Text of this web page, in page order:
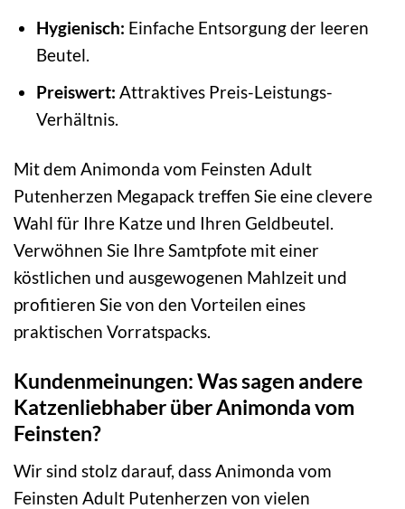
Hygienisch: Einfache Entsorgung der leeren
Beutel.
Preiswert: Attraktives Preis-Leistungs-
Verhältnis.
Mit dem Animonda vom Feinsten Adult
Putenherzen Megapack treffen Sie eine clevere
Wahl für Ihre Katze und Ihren Geldbeutel.
Verwöhnen Sie Ihre Samtpfote mit einer
köstlichen und ausgewogenen Mahlzeit und
profitieren Sie von den Vorteilen eines
praktischen Vorratspacks.
Kundenmeinungen: Was sagen andere
Katzenliebhaber über Animonda vom
Feinsten?
Wir sind stolz darauf, dass Animonda vom
Feinsten Adult Putenherzen von vielen